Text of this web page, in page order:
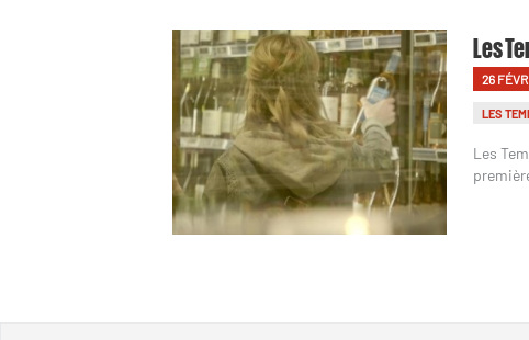
Les
26
LES
Les